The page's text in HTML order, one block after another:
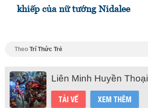
khiếp của nữ tướng Nidalee
Theo Trí Thức Trẻ
Liên Minh Huyền Thoại
TẢI VỀ XEM THÊM